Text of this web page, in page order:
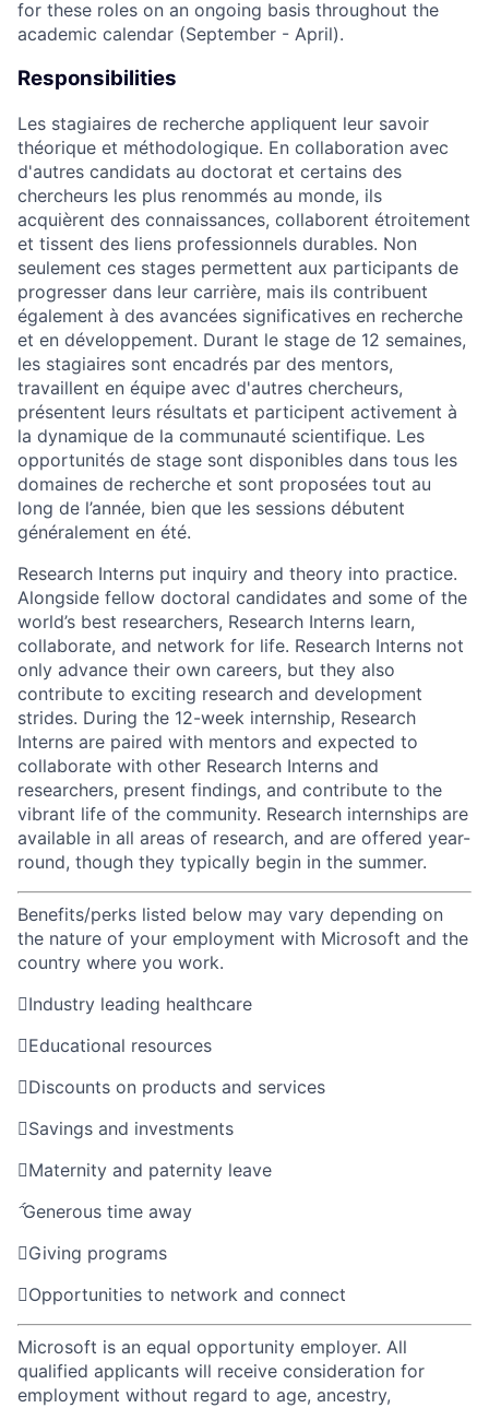
for these roles on an ongoing basis throughout the
academic calendar (September - April).
Responsibilities
Les stagiaires de recherche appliquent leur savoir
théorique et méthodologique. En collaboration avec
d'autres candidats au doctorat et certains des
chercheurs les plus renommés au monde, ils
acquièrent des connaissances, collaborent étroitement
et tissent des liens professionnels durables. Non
seulement ces stages permettent aux participants de
progresser dans leur carrière, mais ils contribuent
également à des avancées significatives en recherche
et en développement. Durant le stage de 12 semaines,
les stagiaires sont encadrés par des mentors,
travaillent en équipe avec d'autres chercheurs,
présentent leurs résultats et participent activement à
la dynamique de la communauté scientifique. Les
opportunités de stage sont disponibles dans tous les
domaines de recherche et sont proposées tout au
long de l’année, bien que les sessions débutent
généralement en été.
Research Interns put inquiry and theory into practice.
Alongside fellow doctoral candidates and some of the
world’s best researchers, Research Interns learn,
collaborate, and network for life. Research Interns not
only advance their own careers, but they also
contribute to exciting research and development
strides. During the 12-week internship, Research
Interns are paired with mentors and expected to
collaborate with other Research Interns and
researchers, present findings, and contribute to the
vibrant life of the community. Research internships are
available in all areas of research, and are offered year-
round, though they typically begin in the summer.
Benefits/perks listed below may vary depending on
the nature of your employment with Microsoft and the
country where you work.
Industry leading healthcare
Educational resources
Discounts on products and services
Savings and investments
Maternity and paternity leave
Generous time away
Giving programs
Opportunities to network and connect
Microsoft is an equal opportunity employer. All
qualified applicants will receive consideration for
employment without regard to age, ancestry,